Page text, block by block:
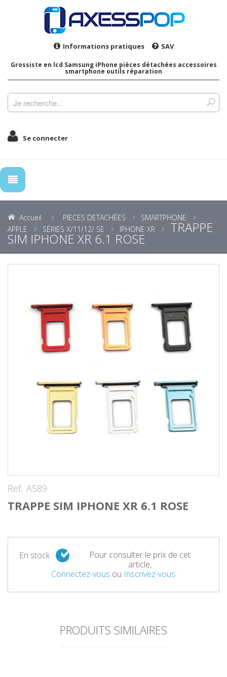
Informations pratiques SAV
Grossiste en lcd Samsung iPhone pièces détachées accessoires
smartphone outils réparation
Se connecter
Accueil PIECES DETACHÉES
SMARTPHONE
APPLE
SÉRIES X/11/12/ SE IPHONE XR TRAPPE
SIM IPHONE XR 6.1 ROSE
Ref. A589
TRAPPE SIM IPHONE XR 6.1 ROSE
En stock
Pour consulter le prix de cet
article,
Connectez-vous ou Inscrivez-vous
PRODUITS SIMILAIRES